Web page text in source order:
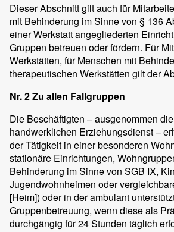
Dieser Abschnitt gilt auch für
mit Behinderung im Sinne von § 136
einer Werkstatt angegliederten
Gruppen betreuen oder fördern. Für
Werkstätten, für Menschen mit
therapeutischen Werkstätten gilt der
Nr. 2 Zu allen Fallgruppen
Die Beschäftigten – ausgenommen
handwerklichen Erziehungsdienst –
der Tätigkeit in einer besonderen
stationäre Einrichtungen,
Behinderung im Sinne von SGB IX,
Jugendwohnheimen oder
[Heim]) oder in der ambulant
Gruppenbetreuung, wenn diese als
durchgängig für 24 Stunden täglich